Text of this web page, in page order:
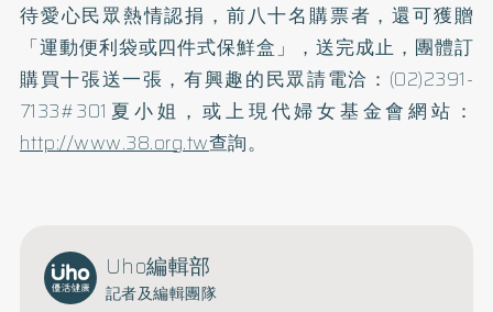
待愛心民眾熱情認捐，前八十名購票者，還可獲贈
「運動便利袋或四件式保鮮盒」，送完成止，團體訂
購買十張送一張，有興趣的民眾請電洽：(02)2391-
7133#301夏小姐，或上現代婦女基金會網站：
http://www.38.org.tw查詢。
Uho編輯部
記者及編輯團隊